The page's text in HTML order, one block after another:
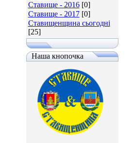
Ставище - 2016 [0]
Ставище - 2017 [0]
Ставищенщина сьогодні
[25]
Наша кнопочка